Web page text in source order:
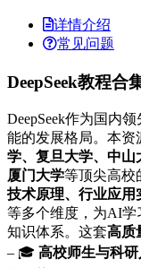
详情介绍
常见问题
DeepSeek教程合
DeepSeek作为国内
能的发展格局。本资
学、复旦大学、中山
厦门大学等顶尖高校
技术原理、行业应用
等多个维度，为AI学
知识体系。这套高质
– 🎓 高校师生与科研